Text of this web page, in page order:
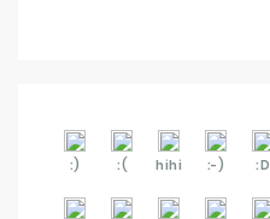
:) :( hihi :-) :D